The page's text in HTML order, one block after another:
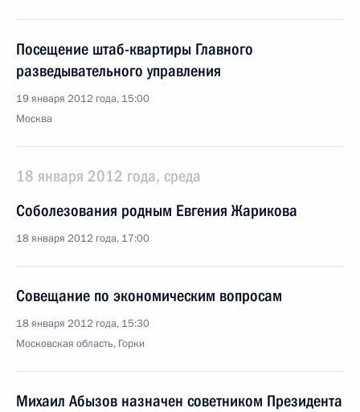
Посещение штаб-квартиры Главного
разведывательного управления
19 января 2012 года, 15:00
Москва
18 января 2012 года, среда
Соболезования родным Евгения Жарикова
18 января 2012 года, 17:00
Совещание по экономическим вопросам
18 января 2012 года, 15:30
Московская область, Горки
Михаил Абызов назначен советником Президента